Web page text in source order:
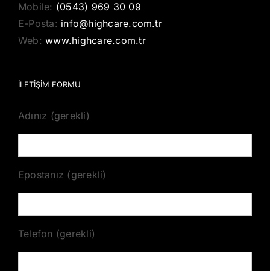
Mobile: (0543) 969 30 09
E-Posta: info@highcare.com.tr
Web:www.highcare.com.tr
İLETİŞİM FORMU
Adınız (gerekli)
Epostanız (gerekli)
Telefon (gerekli)